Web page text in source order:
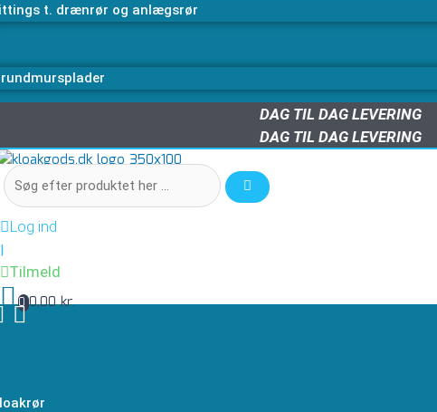
t. drænrør og anlægsrør
DAG TIL DAG LEVERING
DAG TIL DAG LEVERING
Log ind
|
Tilmeld
0 0,00 kr.